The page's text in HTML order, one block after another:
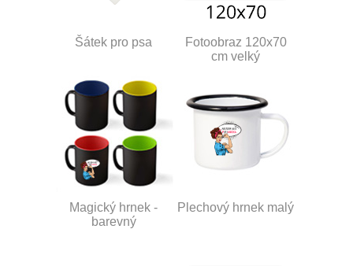
Šátek pro psa
Fotoobraz 120x70
cm velký
Magický hrnek -
barevný
Plechový hrnek malý